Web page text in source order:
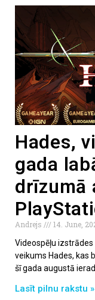
Hades,
gada
drīzumā
Andrejs
14. June,
Videospēļu
veikums Hades, kas
šī gada augustā
Lasīt pilnu rakstu »